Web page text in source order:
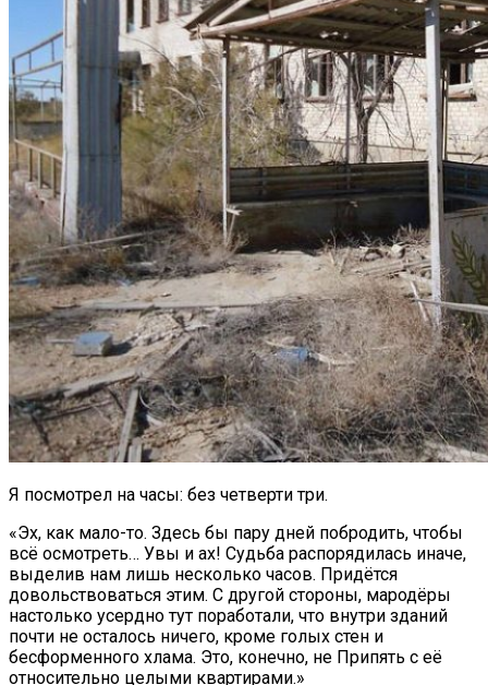
Я посмотрел на часы: без четверти три.
«Эх, как мало-то. Здесь бы пару дней побродить, чтобы
всё осмотреть… Увы и ах! Судьба распорядилась иначе,
выделив нам лишь несколько часов. Придётся
довольствоваться этим. С другой стороны, мародёры
настолько усердно тут поработали, что внутри зданий
почти не осталось ничего, кроме голых стен и
бесформенного хлама. Это, конечно, не Припять с её
относительно целыми квартирами.»